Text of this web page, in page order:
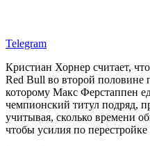
Telegram
Кристиан Хорнер считает,
Red Bull во второй половине
которому Макс Ферстаппен
чемпионский титул подряд,
учитывая, сколько времени
чтобы усилия по